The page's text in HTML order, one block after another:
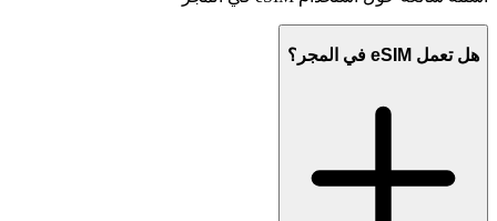
هل تعمل eSIM في المجر؟